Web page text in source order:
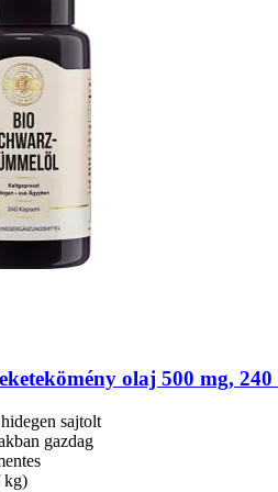
olaj 500 mg, 240
sajtolt
gazdag
kg)